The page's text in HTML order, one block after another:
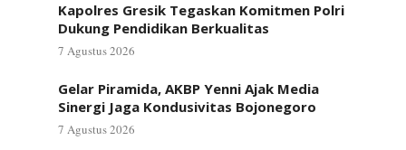
Kapolres Gresik Tegaskan Komitmen Polri
Dukung Pendidikan Berkualitas
7 Agustus 2026
Gelar Piramida, AKBP Yenni Ajak Media
Sinergi Jaga Kondusivitas Bojonegoro
7 Agustus 2026